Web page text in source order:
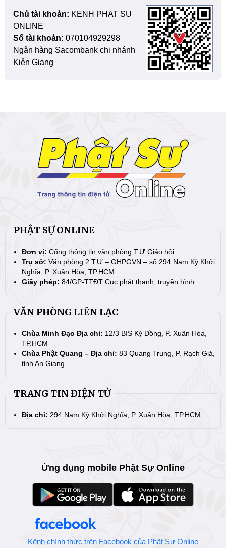
Chủ tài khoản: KENH PHAT SU
ONLINE
Số tài khoản: 070104929298
Ngân hàng Sacombank chi nhánh
Kiên Giang
PHẬT SỰ ONLINE
Đơn vị: Cổng thông tin văn phòng T.Ư Giáo hội
Trụ sở: Văn phòng 2 T.Ư – GHPGVN – số 294 Nam Kỳ Khởi
Nghĩa, P. Xuân Hòa, TP.HCM
Giấy phép: 84/GP-TTĐT Cục phát thanh, truyền hình
VĂN PHÒNG LIÊN LẠC
Chùa Minh Đạo Địa chỉ: 12/3 BIS Kỳ Đồng, P. Xuân Hòa,
TP.HCM
Chùa Phật Quang – Địa chỉ: 83 Quang Trung, P. Rạch Giá,
tỉnh An Giang
TRANG TIN ĐIỆN TỬ
Địa chỉ: 294 Nam Kỳ Khởi Nghĩa, P. Xuân Hòa, TP.HCM
Ứng dụng mobile Phật Sự Online
Kênh chính thức trên Facebook của Phật Sự Online